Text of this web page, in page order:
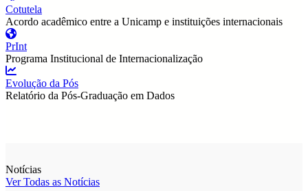
Cotutela
Acordo acadêmico entre a Unicamp e instituições internacionais
PrInt
Programa Institucional de Internacionalização
Evolução da Pós
Relatório da Pós-Graduação em Dados
Notícias
Ver Todas as Notícias